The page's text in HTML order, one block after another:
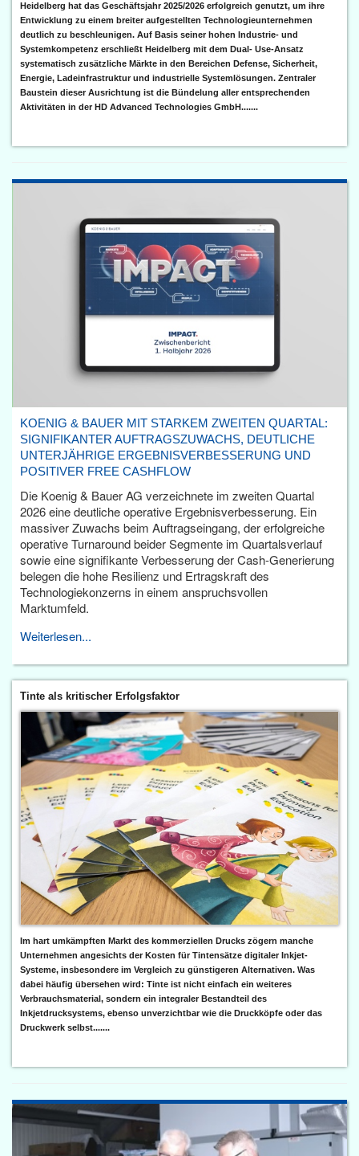
Heidelberg hat das Geschäftsjahr 2025/2026 erfolgreich genutzt, um ihre
Entwicklung zu einem breiter aufgestellten Technologieunternehmen
deutlich zu beschleunigen. Auf Basis seiner hohen Industrie- und
Systemkompetenz erschließt Heidelberg mit dem Dual- Use-Ansatz
systematisch zusätzliche Märkte in den Bereichen Defense, Sicherheit,
Energie, Ladeinfrastruktur und industrielle Systemlösungen. Zentraler
Baustein dieser Ausrichtung ist die Bündelung aller entsprechenden
Aktivitäten in der HD Advanced Technologies GmbH.......
KOENIG & BAUER MIT STARKEM ZWEITEN QUARTAL:
SIGNIFIKANTER AUFTRAGSZUWACHS, DEUTLICHE
UNTERJÄHRIGE ERGEBNISVERBESSERUNG UND
POSITIVER FREE CASHFLOW
Die Koenig & Bauer AG verzeichnete im zweiten Quartal
2026 eine deutliche operative Ergebnisverbesserung. Ein
massiver Zuwachs beim Auftragseingang, der erfolgreiche
operative Turnaround beider Segmente im Quartalsverlauf
sowie eine signifikante Verbesserung der Cash-Generierung
belegen die hohe Resilienz und Ertragskraft des
Technologiekonzerns in einem anspruchsvollen
Marktumfeld.
Weiterlesen...
Tinte als kritischer Erfolgsfaktor
Im hart umkämpften Markt des kommerziellen Drucks zögern manche
Unternehmen angesichts der Kosten für Tintensätze digitaler Inkjet-
Systeme, insbesondere im Vergleich zu günstigeren Alternativen. Was
dabei häufig übersehen wird: Tinte ist nicht einfach ein weiteres
Verbrauchsmaterial, sondern ein integraler Bestandteil des
Inkjetdrucksystems, ebenso unverzichtbar wie die Druckköpfe oder das
Druckwerk selbst.......